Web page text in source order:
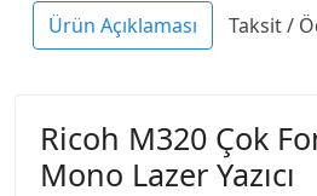
Ürün Açıklaması Taksit /
Ricoh M320 Çok
Mono Lazer Yazıcı